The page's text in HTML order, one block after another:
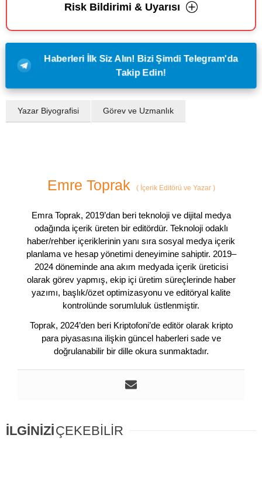
Risk Bildirimi & Uyarısı
Haberleri İlk Siz Alın! Bizi Şimdi Telegram'da
Takip Edin!
Yazar Biyografisi Görev ve Uzmanlık
Emre Toprak (İçerik Editörü ve Yazar )
Emra Toprak, 2019’dan beri teknoloji ve dijital medya
odağında içerik üreten bir editördür. Teknoloji odaklı
haber/rehber içeriklerinin yanı sıra sosyal medya içerik
planlama ve hesap yönetimi deneyimine sahiptir. 2019–
2024 döneminde ana akım medyada içerik üreticisi
olarak görev yapmış, ekip içi üretim süreçlerinde haber
yazımı, başlık/özet optimizasyonu ve editöryal kalite
kontrolünde sorumluluk üstlenmiştir.
Toprak, 2024’den beri Kriptofoni’de editör olarak kripto
para piyasasına ilişkin güncel haberleri sade ve
doğrulanabilir bir dille okura sunmaktadır.
İLGİNİZİÇEKEBİLİR